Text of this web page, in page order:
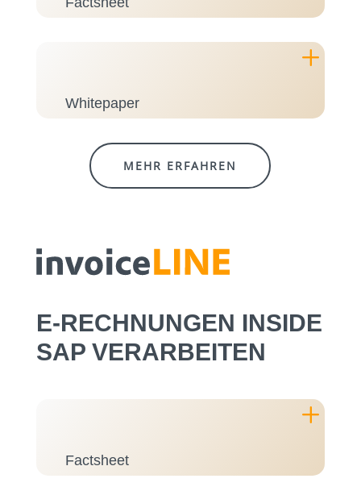
L
Whitepaper
MEHR ERFAHREN
E-RECHNUNGEN INSIDE
SAP VERARBEITEN
L
Factsheet